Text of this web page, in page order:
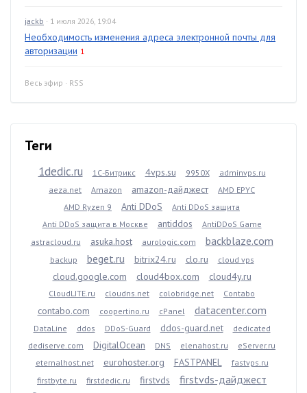
jackb · 1 июля 2026, 19:04
Необходимость изменения адреса электронной почты для
авторизации 1
Весь эфир · RSS
Теги
1dedic.ru 1С-Битрикс 4vps.su 9950X
adminvps.ru
aeza.net
Amazon amazon-дайджест
AMD EPYC
AMD Ryzen 9
Anti DDoS
Anti DDoS защита
Anti DDoS защита в Москве
antiddos
AntiDDoS Game
astracloud.ru
asuka.host aurologic.com backblaze.com
backup beget.ru bitrix24.ru clo.ru cloud vps
cloud.google.com cloud4box.com cloud4y.ru
CloudLITE.ru cloudns.net colobridge.net Contabo
contabo.com coopertino.ru cPanel datacenter.com
DataLine ddos DDoS-Guard ddos-guard.net
dedicated
dediserve.com
DigitalOcean DNS elenahost.ru
eServer.ru
eternalhost.net
eurohoster.org FASTPANEL
fastvps.ru
firstbyte.ru
firstdedic.ru firstvds firstvds-дайджест